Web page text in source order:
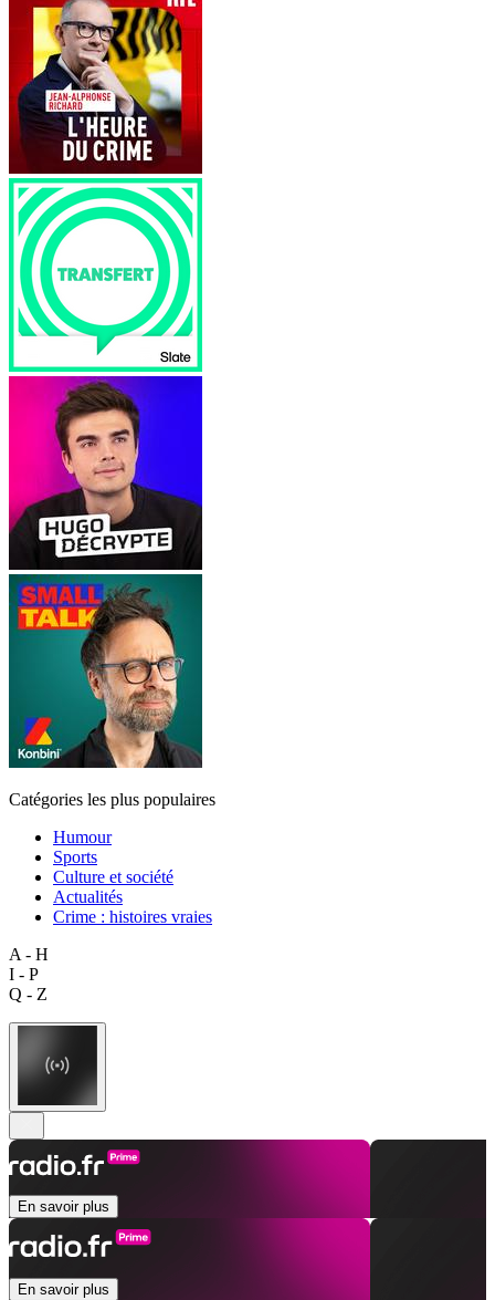
Catégories les plus populaires
Humour
Sports
Culture et société
Actualités
Crime : histoires vraies
A - H
I - P
Q - Z
En savoir plus
En savoir plus